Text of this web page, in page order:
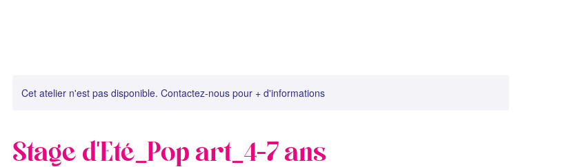
Cet atelier n'est pas disponible. Contactez-nous pour + d'informations
Stage d'Eté_Pop art_4-7 ans